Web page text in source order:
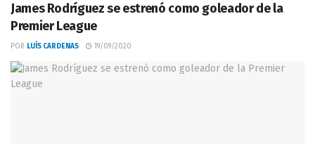
James Rodríguez se estrenó como goleador de la
Premier League
POR LUÍS CARDENAS 19/09/2020